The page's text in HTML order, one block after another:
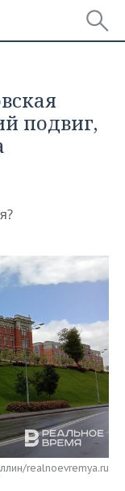
подвиг,
realnoevremya.ru